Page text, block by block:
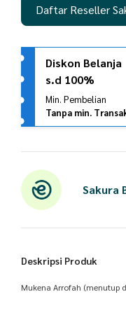
Daftar Reseller
Diskon Belanja
s.d 100%
Min. Pembelian
Tanpa min.
Sakura
Deskripsi Produk
Mukena Arrofah (menutup